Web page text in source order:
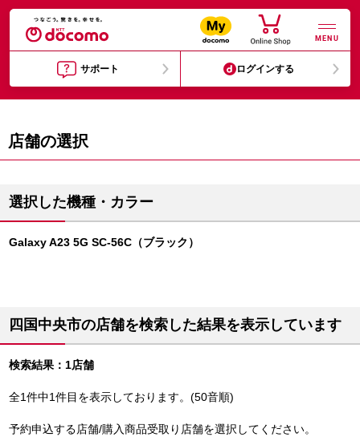
MENU
サポート ログインする
店舗の選択
選択した機種・カラー
Galaxy A23 5G SC-56C（ブラック）
四国中央市の店舗を検索した結果を表示しています
検索結果：1店舗
全1件中1件目を表示しております。(50音順)
予約申込する店舗/購入商品受取り店舗を選択してください。